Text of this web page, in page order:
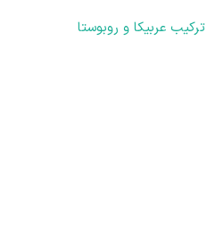
عربیکا و روبوستا